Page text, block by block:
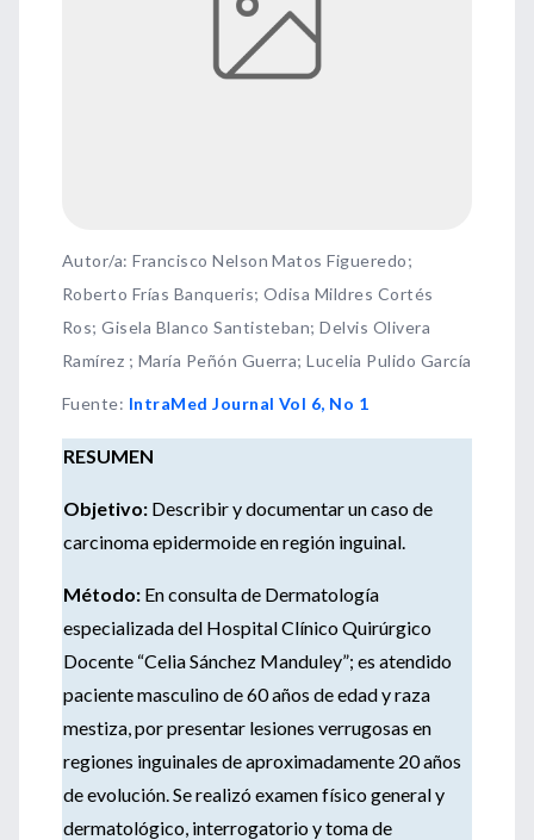
Autor/a: Francisco Nelson Matos Figueredo;
Roberto Frías Banqueris; Odisa Mildres Cortés
Ros; Gisela Blanco Santisteban; Delvis Olivera
Ramírez ; María Peñón Guerra; Lucelia Pulido García
Fuente: IntraMed Journal Vol 6, No 1
RESUMEN
Objetivo: Describir y documentar un caso de
carcinoma epidermoide en región inguinal.
Método: En consulta de Dermatología
especializada del Hospital Clínico Quirúrgico
Docente “Celia Sánchez Manduley”; es atendido
paciente masculino de 60 años de edad y raza
mestiza, por presentar lesiones verrugosas en
regiones inguinales de aproximadamente 20 años
de evolución. Se realizó examen físico general y
dermatológico, interrogatorio y toma de